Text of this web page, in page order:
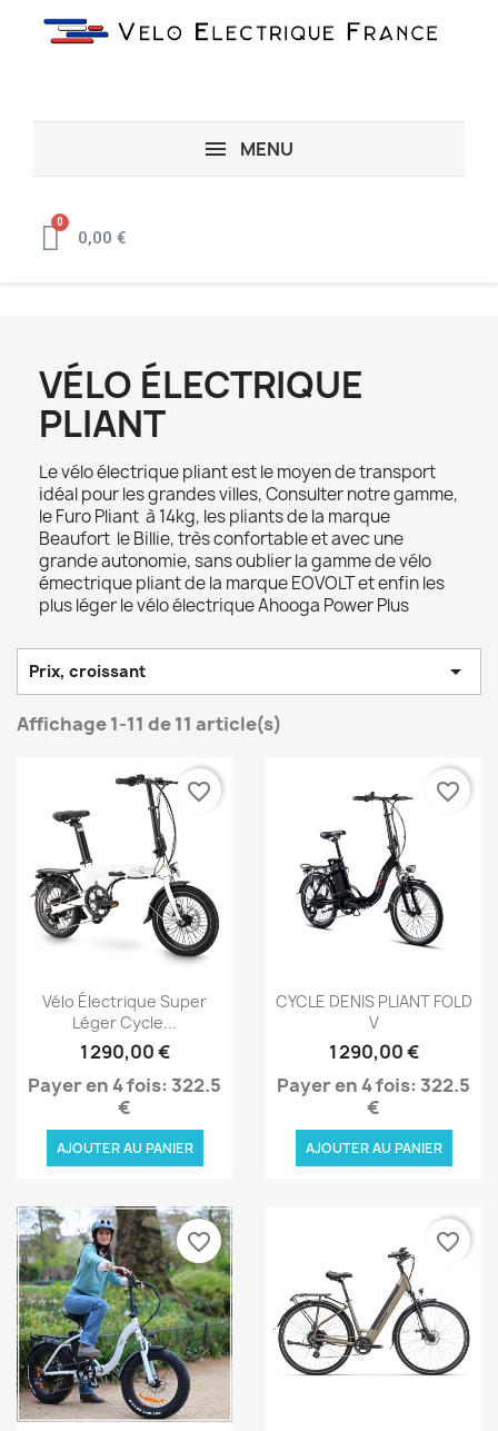
MENU
0,00 €
VÉLO ÉLECTRIQUE
PLIANT
Le vélo électrique pliant est le moyen de transport
idéal pour les grandes villes, Consulter notre gamme,
le Furo Pliant à 14kg, les pliants de la marque
Beaufort le Billie, très confortable et avec une
grande autonomie, sans oublier la gamme de vélo
émectrique pliant de la marque EOVOLT et enfin les
plus léger le vélo électrique Ahooga Power Plus
Prix, croissant 
Affichage 1-11 de 11 article(s)
Aperçu rapide
Vélo Électrique Super
Léger Cycle...
1 290,00 €
Payer en 4 fois: 322.5
€
AJOUTER AU PANIER
favorite_border
Aperçu rapide
CYCLE DENIS PLIANT FOLD
V
1 290,00 €
Payer en 4 fois: 322.5
€
AJOUTER AU PANIER
favorite_border
favorite_border favorite_border